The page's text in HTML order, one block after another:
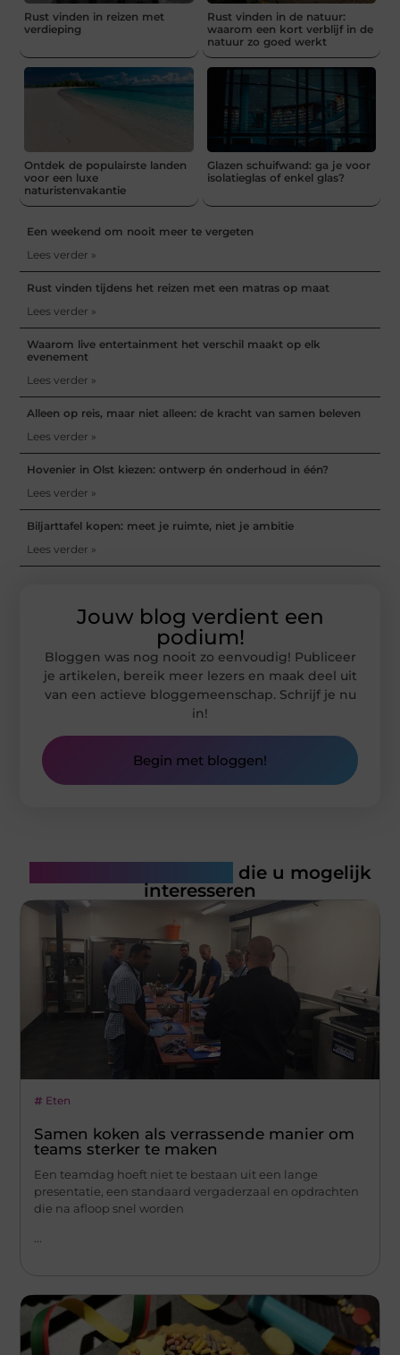
Rust vinden in reizen met
verdieping
Rust vinden in de natuur:
waarom een kort verblijf in de
natuur zo goed werkt
Ontdek de populairste landen
voor een luxe
naturistenvakantie
Glazen schuifwand: ga je voor
isolatieglas of enkel glas?
Een weekend om nooit meer te vergeten
Lees verder »
Rust vinden tijdens het reizen met een matras op maat
Lees verder »
Waarom live entertainment het verschil maakt op elk
evenement
Lees verder »
Alleen op reis, maar niet alleen: de kracht van samen beleven
Lees verder »
Hovenier in Olst kiezen: ontwerp én onderhoud in één?
Lees verder »
Biljarttafel kopen: meet je ruimte, niet je ambitie
Lees verder »
Jouw blog verdient een
podium!
Bloggen was nog nooit zo eenvoudig! Publiceer
je artikelen, bereik meer lezers en maak deel uit
van een actieve bloggemeenschap. Schrijf je nu
in!
Begin met bloggen!
die u mogelijk
interesseren
Eten
Samen koken als verrassende manier om
teams sterker te maken
Een teamdag hoeft niet te bestaan uit een lange
presentatie, een standaard vergaderzaal en opdrachten
die na afloop snel worden
...